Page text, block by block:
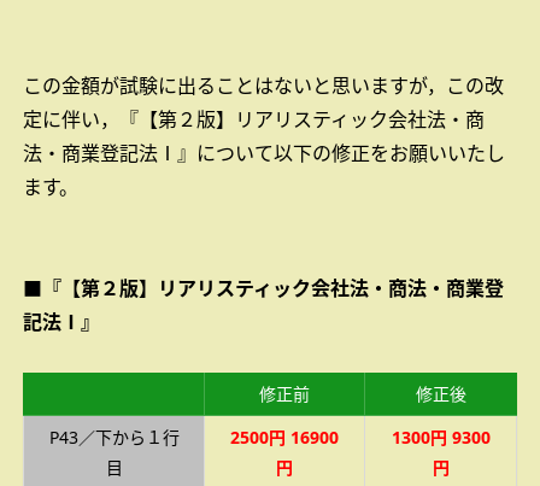
この金額が試験に出ることはないと思いますが，この改
定に伴い，『【第２版】リアリスティック会社法・商
法・商業登記法Ⅰ』について以下の修正をお願いいたし
ます。
■『【第２版】リアリスティック会社法・商法・商業登
記法Ⅰ』
修正前
修正後
P43／下から１行
目
2500円 16900
円
1300円 9300
円